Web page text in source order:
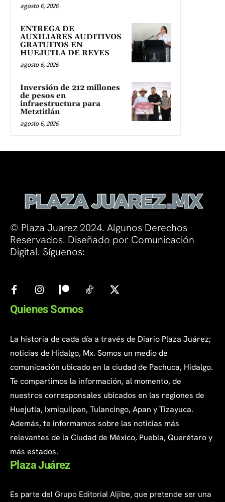
agosto 6, 2026
ENTREGA DE
AUXILIARES AUDITIVOS
GRATUITOS EN
HUEJUTLA DE REYES
agosto 6, 2026
Inversión de 212 millones
de pesos en
infraestructura para
Metztitlán
agosto 6, 2026
© Plaza Juarez 2024. Algunos Derechos
Reservados. Diseñado por Comunicación
Digital. Síguenos:
Quienes Somos
La historia de cada día a través de Diario Plaza Juárez;
noticias de Hidalgo, Mx. Somos un medio de
comunicación ubicado en la ciudad de Pachuca, Hidalgo.
Te compartimos la información, al momento, de
nuestros corresponsales ubicados en las regiones de
Huejutla, Ixmiquilpan, Tulancingo, Apan y Tizayuca.
Además, te informamos sobre las noticias más
relevantes de la Ciudad de México, Puebla, Querétaro y
más estados.
Plaza Juárez
Es parte del Grupo Editorial Aljibe, que pretende ser una